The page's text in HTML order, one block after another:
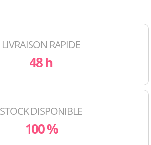
LIVRAISON RAPIDE
48 h
STOCK DISPONIBLE
100 %